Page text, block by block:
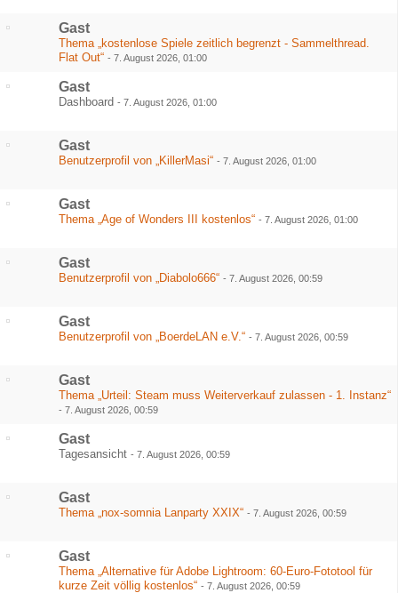
Gast
Thema „kostenlose Spiele zeitlich begrenzt - Sammelthread.
Flat Out“ - 7. August 2026, 01:00
Gast
Dashboard - 7. August 2026, 01:00
Gast
Benutzerprofil von „KillerMasi“ - 7. August 2026, 01:00
Gast
Thema „Age of Wonders III kostenlos“ - 7. August 2026, 01:00
Gast
Benutzerprofil von „Diabolo666“ - 7. August 2026, 00:59
Gast
Benutzerprofil von „BoerdeLAN e.V.“ - 7. August 2026, 00:59
Gast
Thema „Urteil: Steam muss Weiterverkauf zulassen - 1. Instanz“
- 7. August 2026, 00:59
Gast
Tagesansicht - 7. August 2026, 00:59
Gast
Thema „nox-somnia Lanparty XXIX“ - 7. August 2026, 00:59
Gast
Thema „Alternative für Adobe Lightroom: 60-Euro-Fototool für
kurze Zeit völlig kostenlos“ - 7. August 2026, 00:59